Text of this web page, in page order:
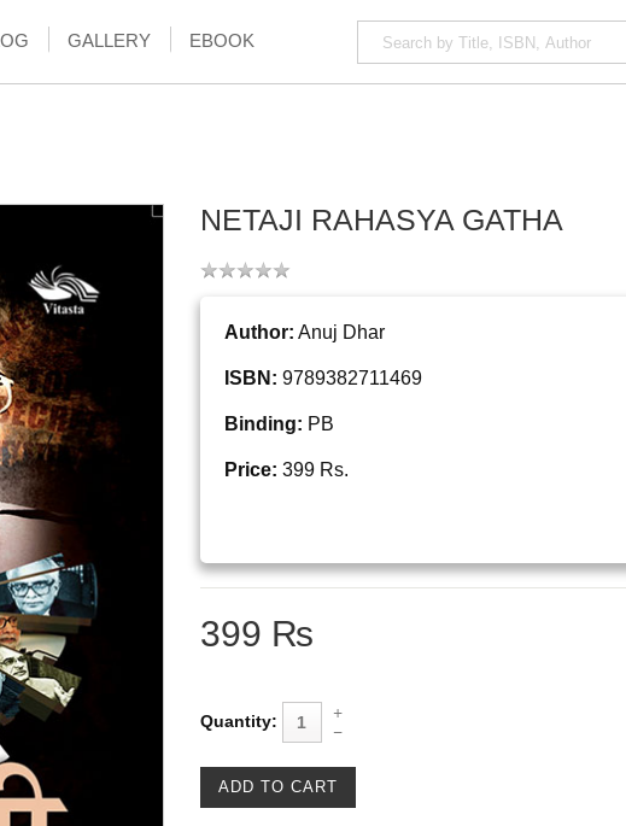
GALLERY EBOOK
NETAJI RAHASYA GATHA
Author: Anuj Dhar
ISBN: 9789382711469
Binding: PB
Price: 399 Rs.
399 ₨
Quantity: